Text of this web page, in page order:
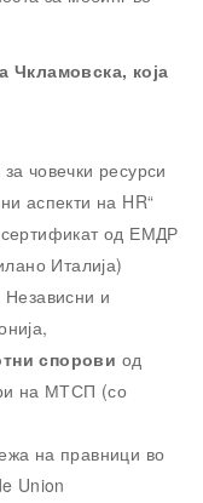
Чкламовска, која
човечки ресурси
аспекти на HR“
од ЕМДР
Италија)
Независни и
спорови од
на МТСП (со
на правници во
Union